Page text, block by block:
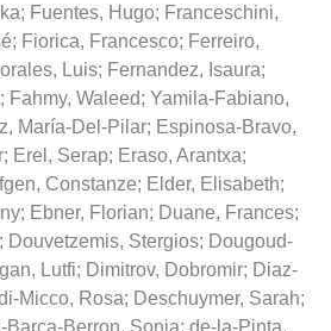
; Fuentes, Hugo; Franceschini,
; Fiorica, Francesco; Ferreiro,
Luis; Fernandez, Isaura;
; Fahmy, Waleed; Yamila-Fabiano,
María-Del-Pilar; Espinosa-Bravo,
; Erel, Serap; Eraso, Arantxa;
Constanze; Elder, Elisabeth;
; Ebner, Florian; Duane, Frances;
; Douvetzemis, Stergios; Dougoud-
Lutfi; Dimitrov, Dobromir; Diaz-
Micco, Rosa; Deschuymer, Sarah;
Barca-Berron, Sonia; de-la-Pinta,